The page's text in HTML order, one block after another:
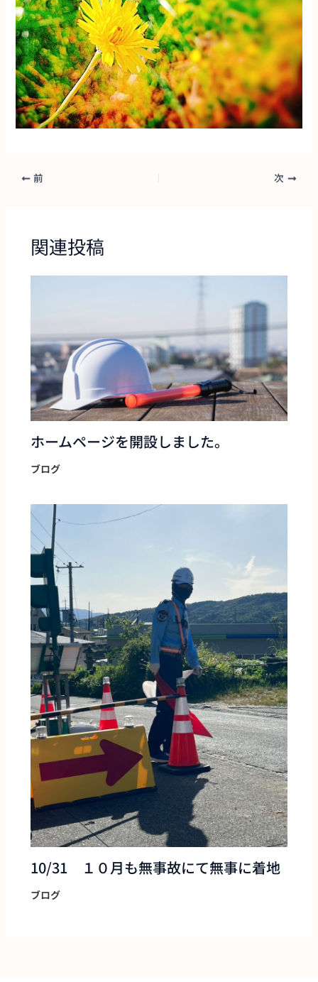
前 次
関連投稿
ホームページを開設しました。
ブログ
10/31 １０月も無事故にて無事に着地
ブログ